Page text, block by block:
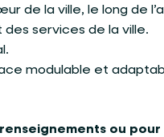
de la ville, le long de
services de la ville.
modulable et
ou